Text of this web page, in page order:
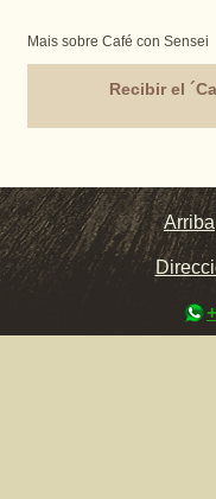
Mais sobre Café con Sensei
Recibir el
Arriba